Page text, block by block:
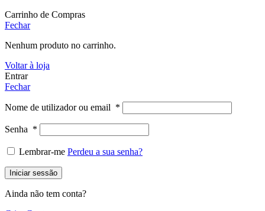
Carrinho de Compras
Fechar
Nenhum produto no carrinho.
Voltar à loja
Entrar
Fechar
Nome de utilizador ou email *
Senha *
Lembrar-me Perdeu a sua senha?
Iniciar sessão
Ainda não tem conta?